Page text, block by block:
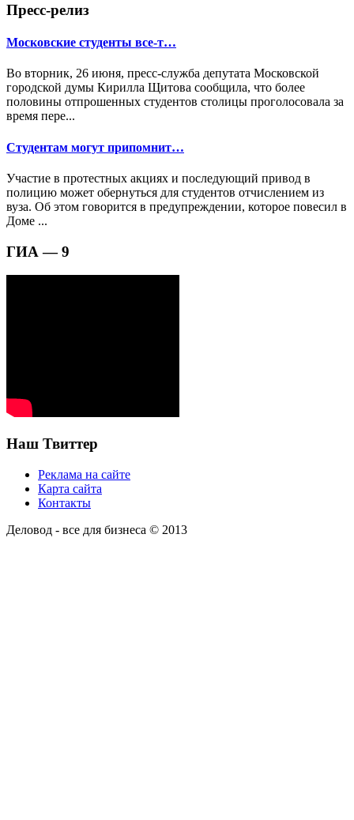
Пресс-релиз
Московские студенты все-т…
Во вторник, 26 июня, пресс-служба депутата Московской
городской думы Кирилла Щитова сообщила, что более
половины отпрошенных студентов столицы проголосовала за
время пере...
Студентам могут припомнит…
Участие в протестных акциях и последующий привод в
полицию может обернуться для студентов отчислением из
вуза. Об этом говорится в предупреждении, которое повесил в
Доме ...
ГИА — 9
Наш Твиттер
Реклама на сайте
Карта сайта
Контакты
Деловод - все для бизнеса © 2013